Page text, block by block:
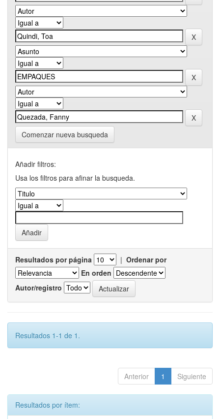
Comenzar nueva busqueda
Añadir filtros:
Usa los filtros para afinar la busqueda.
Resultados por página | Ordenar por
En orden
Autor/registro
Resultados 1-1 de 1.
Anterior 1 Siguiente
Resultados por ítem: